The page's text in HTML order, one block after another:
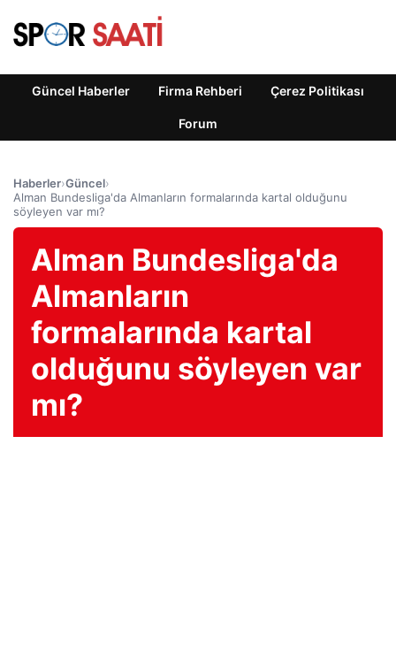
Güncel Haberler Firma Rehberi Çerez Politikası
Forum
Haberler›Güncel›
Alman Bundesliga'da Almanların formalarında kartal olduğunu
söyleyen var mı?
Alman Bundesliga'da
Almanların
formalarında kartal
olduğunu söyleyen var
mı?